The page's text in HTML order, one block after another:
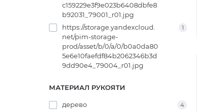
c159229e3f9e023b6408dbfe8
b92031_79001_r01.jpg
https://storage.yandexcloud.
net/pim-storage-
prod/asset/b/0/a/0/b0a0da80
5e6e10faefdf84b2062346b3d
9dd90e4_79004_r01.jpg
1
МАТЕРИАЛ РУКОЯТИ
дерево 4